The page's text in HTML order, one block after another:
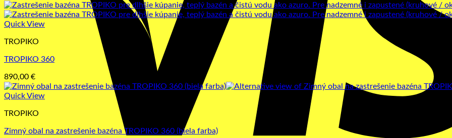
Quick View
TROPIKO
TROPIKO 360
890,00 €
Quick View
TROPIKO
Zimný obal na zastrešenie bazéna TROPIKO 360 (biela farba)